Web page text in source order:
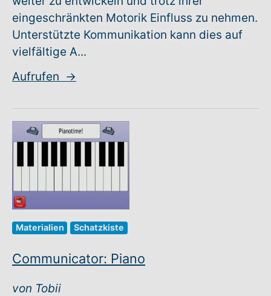
eingeschränkten Motorik Einfluss zu nehmen.
Unterstützte Kommunikation kann dies auf
vielfältige A...
Aufrufen →
Materialien Schatzkiste
Communicator: Piano
von Tobii